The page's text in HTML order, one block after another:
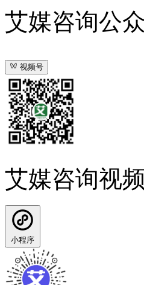
艾媒咨询公
视频号
艾媒咨询视
小程序